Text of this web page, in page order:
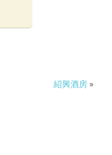
紹興酒房»